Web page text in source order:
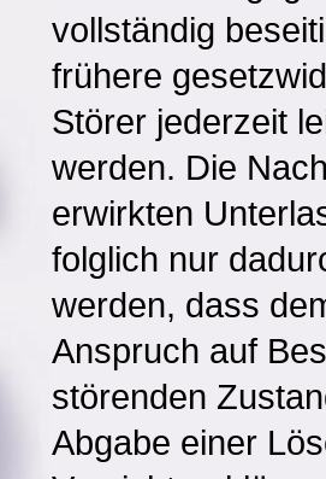
vollständig
frühere
Störer jederzeit
werden. Die
erwirkten
folglich nur
werden, dass
Anspruch auf
störenden
Abgabe einer